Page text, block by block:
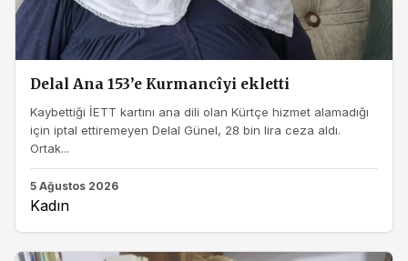
Delal Ana 153’e Kurmancîyi ekletti
Kaybettiği İETT kartını ana dili olan Kürtçe hizmet alamadığı
için iptal ettiremeyen Delal Günel, 28 bin lira ceza aldı.
Ortak...
5 Ağustos 2026
Kadın